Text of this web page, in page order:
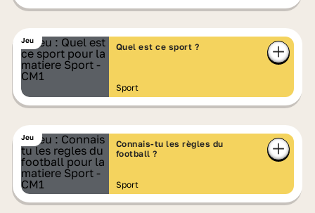
Jeu
Quel est ce sport ?
Sport
Jeu
Connais-tu les règles du
football ?
Sport